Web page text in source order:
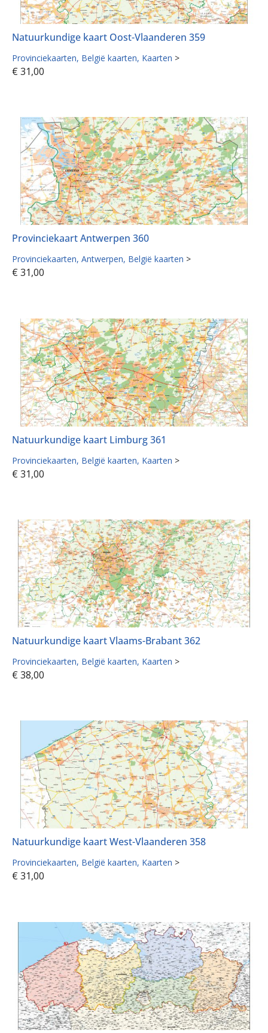
Natuurkundige kaart Oost-Vlaanderen 359
Provinciekaarten België kaarten Kaarten >
€ 31,00
Provinciekaart Antwerpen 360
Provinciekaarten Antwerpen België kaarten >
€ 31,00
Natuurkundige kaart Limburg 361
Provinciekaarten België kaarten Kaarten >
€ 31,00
Natuurkundige kaart Vlaams-Brabant 362
Provinciekaarten België kaarten Kaarten >
€ 38,00
Natuurkundige kaart West-Vlaanderen 358
Provinciekaarten België kaarten Kaarten >
€ 31,00